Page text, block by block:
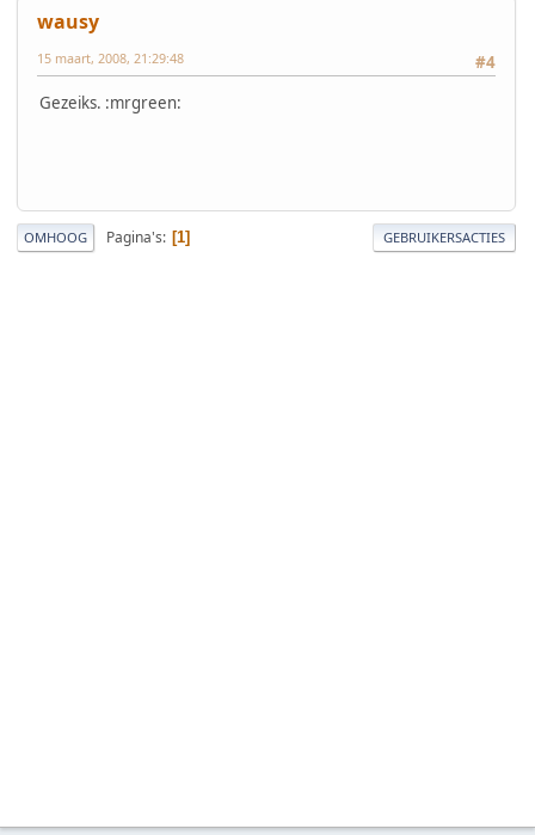
wausy
#4
15 maart, 2008, 21:29:48
Gezeiks. :mrgreen:
OMHOOG Pagina's 1 GEBRUIKERSACTIES